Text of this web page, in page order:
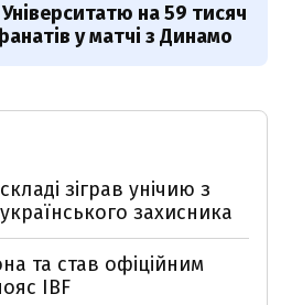
на 59 тисяч
у матчі з Динамо
зіграв унічию з
захисника
та став офіційним
IBF